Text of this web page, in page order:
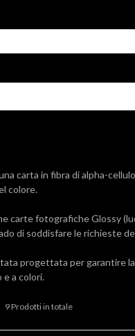
carta in fibra di alpha-
colore.
carte fotografiche Glossy
di soddisfare le richieste
progettata per garantire
a colori.
9 Prodotti in totale